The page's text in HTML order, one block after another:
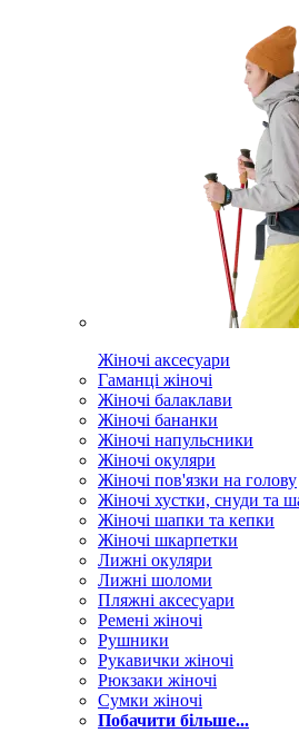
Жіночі аксесуари
Гаманці жіночі
Жіночі балаклави
Жіночі бананки
Жіночі напульсники
Жіночі окуляри
Жіночі пов'язки на голову
Жіночі хустки, снуди та
Жіночі шапки та кепки
Жіночі шкарпетки
Лижні окуляри
Лижні шоломи
Пляжні аксесуари
Ремені жіночі
Рушники
Рукавички жіночі
Рюкзаки жіночі
Сумки жіночі
Побачити більше...